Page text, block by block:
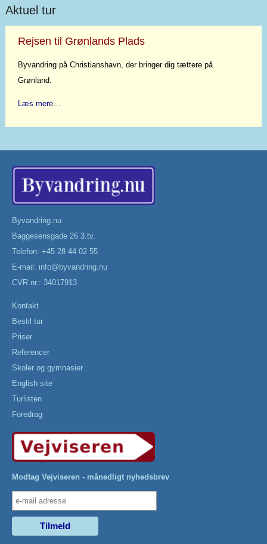
Aktuel tur
Rejsen til Grønlands Plads
Byvandring på Christianshavn, der bringer dig tættere på
Grønland.
Læs mere…
Byvandring.nu
Baggesensgade 26 3.tv.
Telefon: +45 28 44 02 55
E-mail: info@byvandring.nu
CVR.nr.: 34017913
Kontakt
Bestil tur
Priser
Referencer
Skoler og gymnasier
English site
Turlisten
Foredrag
Modtag Vejviseren - månedligt nyhedsbrev